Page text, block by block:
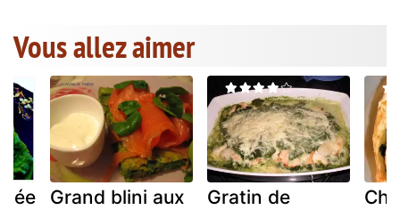
Vous allez aimer
Grand blini aux
Gratin de